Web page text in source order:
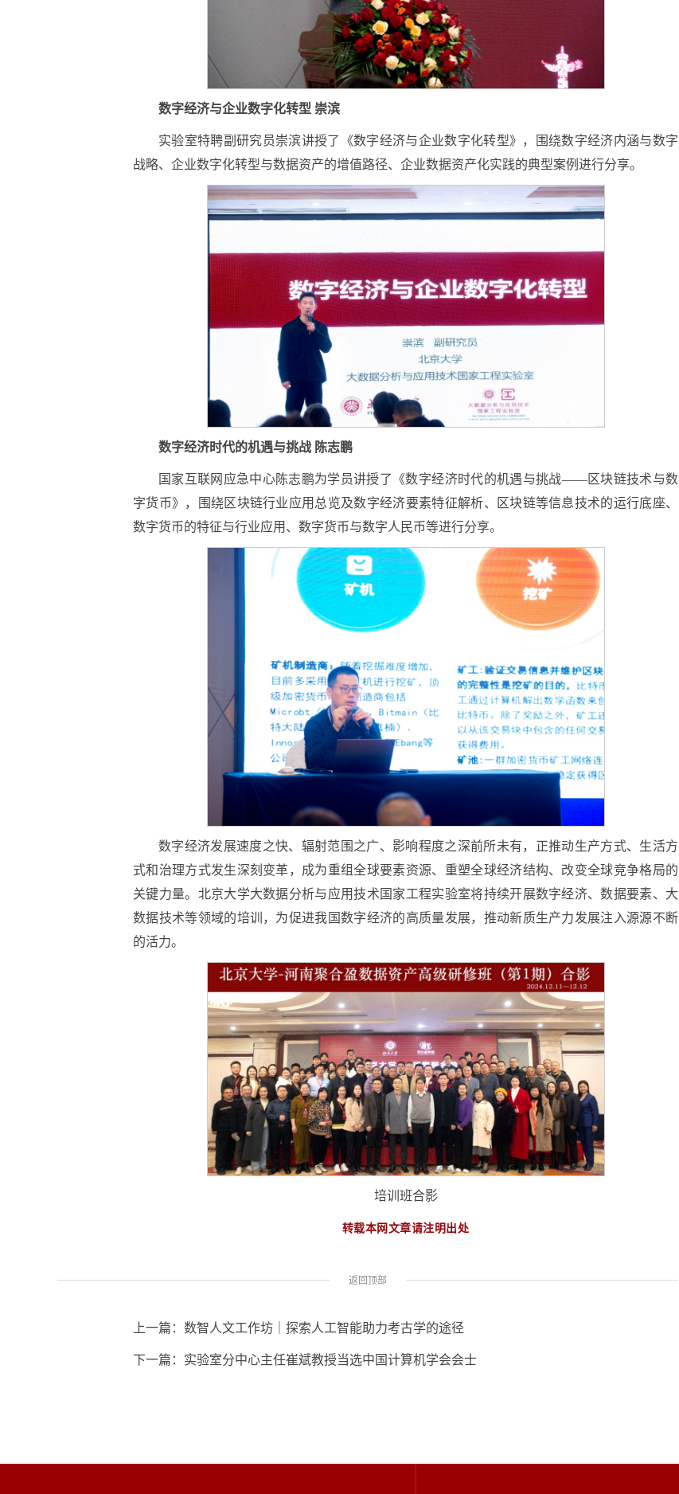
数字经济与企业数字化转型 崇滨
实验室特聘副研究员崇滨讲授了《数字经济与企业数字化转型》，围绕数字经济内涵与数字
战略、企业数字化转型与数据资产的增值路径、企业数据资产化实践的典型案例进行分享。
数字经济时代的机遇与挑战 陈志鹏
国家互联网应急中心陈志鹏为学员讲授了《数字经济时代的机遇与挑战——区块链技术与数
字货币》，围绕区块链行业应用总览及数字经济要素特征解析、区块链等信息技术的运行底座、
数字货币的特征与行业应用、数字货币与数字人民币等进行分享。
数字经济发展速度之快、辐射范围之广、影响程度之深前所未有，正推动生产方式、生活方
式和治理方式发生深刻变革，成为重组全球要素资源、重塑全球经济结构、改变全球竞争格局的
关键力量。北京大学大数据分析与应用技术国家工程实验室将持续开展数字经济、数据要素、大
数据技术等领域的培训，为促进我国数字经济的高质量发展，推动新质生产力发展注入源源不断
的活力。
培训班合影
转载本网文章请注明出处
返回顶部
上一篇： 数智人文工作坊｜探索人工智能助力考古学的途径
下一篇： 实验室分中心主任崔斌教授当选中国计算机学会会士